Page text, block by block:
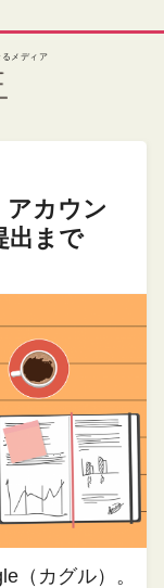
メディア
アカウン
出まで
（カグル）。